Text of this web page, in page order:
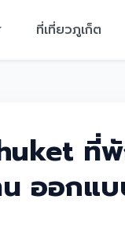
ที่เที่ยวภูเก็ต
ที่
ออกแ